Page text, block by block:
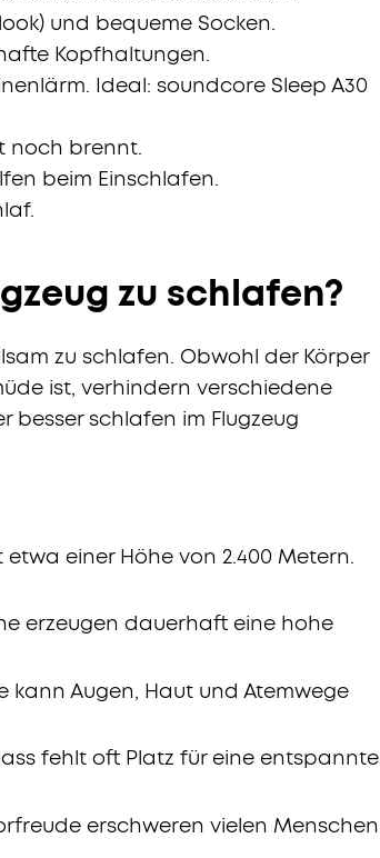
und bequeme Socken.
Kopfhaltungen.
Ideal: soundcore Sleep A30
noch brennt.
beim Einschlafen.
zu schlafen?
zu schlafen. Obwohl der Körper
ist, verhindern verschiedene
besser schlafen im Flugzeug
einer Höhe von 2.400 Metern.
erzeugen dauerhaft eine hohe
kann Augen, Haut und Atemwege
fehlt oft Platz für eine entspannte
erschweren vielen Menschen